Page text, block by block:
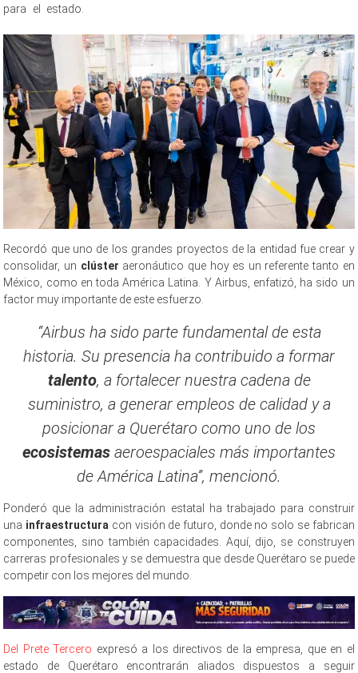
para el estado.
Recordó que uno de los grandes proyectos de la entidad fue crear y
consolidar, un clúster aeronáutico que hoy es un referente tanto en
México, como en toda América Latina. Y Airbus, enfatizó, ha sido un
factor muy importante de este esfuerzo.
“Airbus ha sido parte fundamental de esta
historia. Su presencia ha contribuido a formar
talento, a fortalecer nuestra cadena de
suministro, a generar empleos de calidad y a
posicionar a Querétaro como uno de los
ecosistemas aeroespaciales más importantes
de América Latina”, mencionó.
Ponderó que la administración estatal ha trabajado para construir
una infraestructura con visión de futuro, donde no solo se fabrican
componentes, sino también capacidades. Aquí, dijo, se construyen
carreras profesionales y se demuestra que desde Querétaro se puede
competir con los mejores del mundo.
Del Prete Tercero expresó a los directivos de la empresa, que en el
estado de Querétaro encontrarán aliados dispuestos a seguir